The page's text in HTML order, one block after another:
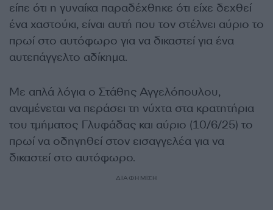
είπε ότι η γυναίκα παραδέχθηκε ότι είχε δεχθεί
ένα χαστούκι, είναι αυτή που τον στέλνει αύριο το
πρωί στο αυτόφωρο για να δικαστεί για ένα
αυτεπάγγελτο αδίκημα.
Με απλά λόγια ο Στάθης Αγγελόπουλου,
αναμένεται να περάσει τη νύχτα στα κρατητήρια
του τμήματος Γλυφάδας και αύριο (10/6/25) το
πρωί να οδηγηθεί στον εισαγγελέα για να
δικαστεί στο αυτόφωρο.
ΔΙΑΦΗΜΙΣΗ